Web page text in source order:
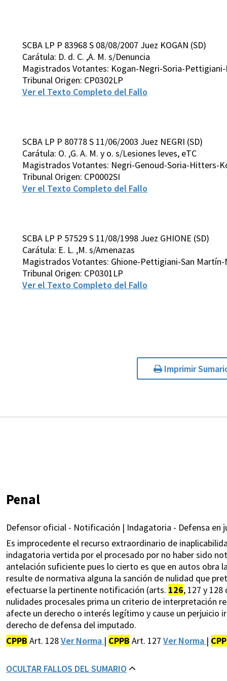
SCBA LP P 83968 S 08/08/2007 Juez KOGAN (SD)
Carátula: D. d. C. ,A. M. s/Denuncia
Magistrados Votantes: Kogan-Negri-Soria-
Tribunal Origen: CP0302LP
Ver el Texto Completo del Fallo
SCBA LP P 80778 S 11/06/2003 Juez NEGRI (SD)
Carátula: O. ,G. A. M. y o. s/Lesiones leves, eTC
Magistrados Votantes: Negri-Genoud-Soria-Hitters-
Tribunal Origen: CP0002SI
Ver el Texto Completo del Fallo
SCBA LP P 57529 S 11/08/1998 Juez GHIONE (SD)
Carátula: E. L. ,M. s/Amenazas
Magistrados Votantes: Ghione-Pettigiani-San
Tribunal Origen: CP0301LP
Ver el Texto Completo del Fallo
Imprimir
Penal
Defensor oficial - Notificación | Indagatoria - Defensa en
Es improcedente el recurso extraordinario de
indagatoria vertida por el procesado por no haber sido
antelación suficiente pues lo cierto es que en autos obra
resulte de normativa alguna la sanción de nulidad que
efectuarse la pertinente notificación (arts. 126, 127 y
nulidades procesales prima un criterio de interpretación
afecte un derecho o interés legítimo y cause un perjuicio
derecho de defensa del imputado.
CPPB Art. 128Ver Norma | CPPB Art. 127 Ver Norma |
OCULTAR FALLOS DEL SUMARIO